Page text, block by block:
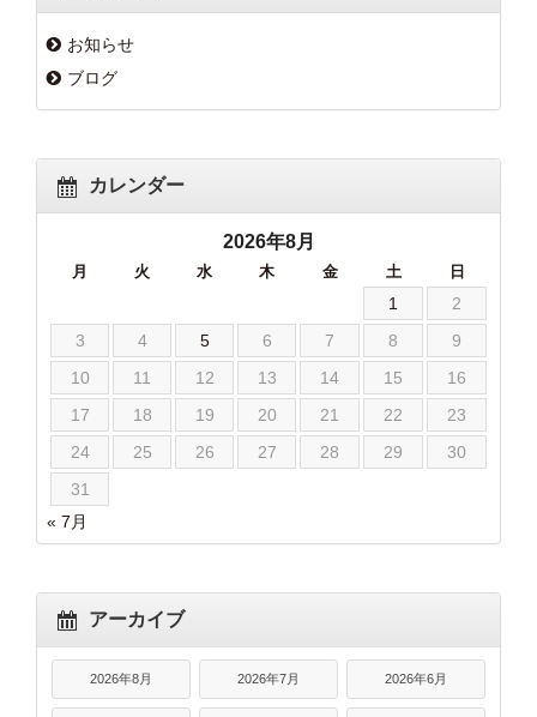
お知らせ
ブログ
カレンダー
2026年8月
月 火 水 木 金 土 日
1
2
3
4 5 6 7 8
9
10
11 12 13 14 15
16
17
18 19 20 21 22
23
24
25 26 27 28 29
30
31
« 7月
アーカイブ
2026年8月 2026年7月 2026年6月